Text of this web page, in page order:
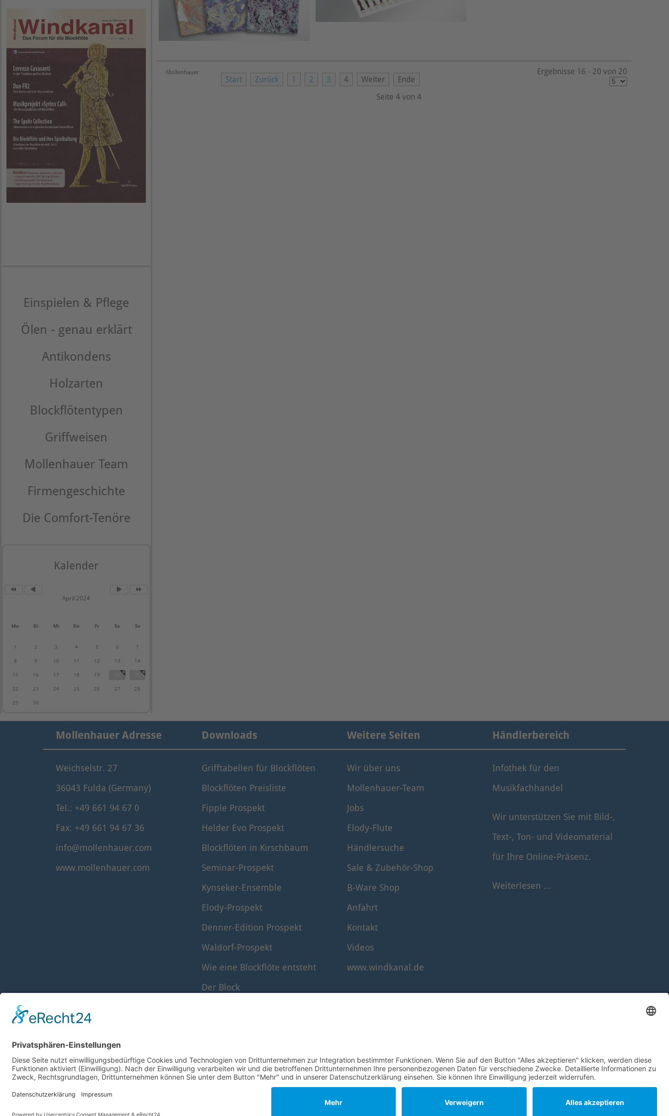
Einspielen & Pflege
Ölen - genau erklärt
Antikondens
Holzarten
Blockflötentypen
Griffweisen
Mollenhauer Team
Firmengeschichte
Die Comfort-Tenöre
Kalender
April 2024
Mo Di Mi Do Fr Sa So
1 2 3 4 5 6 7
8 9 10 11 12 13 14
15 16 17 18 19
22 23 24 25 26 27 28
29 30
Mollenhauer
Start Zurück 1 2 3 4 Weiter
Ende
Seite 4 von 4
Ergebnisse 16 - 20 von 20
Mollenhauer Adresse
Weichselstr. 27
36043 Fulda (Germany)
Tel.: +49 661 94 67 0
Fax: +49 661 94 67 36
info@mollenhauer.com
www.mollenhauer.com
Downloads
Grifftabellen für Blockflöten
Blockflöten Preisliste
Fipple Prospekt
Helder Evo Prospekt
Blockflöten in Kirschbaum
Seminar-Prospekt
Kynseker-Ensemble
Elody-Prospekt
Denner-Edition Prospekt
Waldorf-Prospekt
Wie eine Blockflöte entsteht
Der Block
Weitere Seiten
Wir über uns
Mollenhauer-Team
Jobs
Elody-Flute
Händlersuche
Sale & Zubehör-Shop
B-Ware Shop
Anfahrt
Kontakt
Videos
www.windkanal.de
Händlerbereich
Infothek für den
Musikfachhandel
Wir unterstützen Sie mit Bild-,
Text-, Ton- und Videomaterial
für Ihre Online-Präsenz.
Weiterlesen ...